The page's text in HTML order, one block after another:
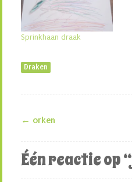
Sprinkhaan draak
Draken
← orken
Één reactie op “